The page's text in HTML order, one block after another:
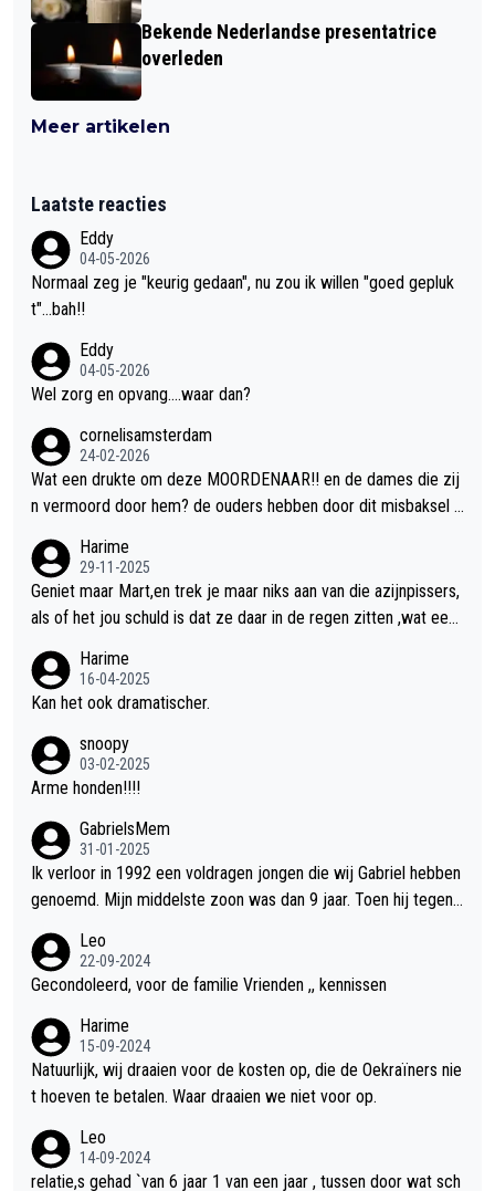
Bekende Nederlandse presentatrice
overleden
Meer artikelen
Laatste reacties
Eddy
04-05-2026
Normaal zeg je "keurig gedaan", nu zou ik willen "goed gepluk
t"...bah!!
Eddy
04-05-2026
Wel zorg en opvang....waar dan?
cornelisamsterdam
24-02-2026
Wat een drukte om deze MOORDENAAR!! en de dames die zij
n vermoord door hem? de ouders hebben door dit misbaksel l
gelost!!
Harime
29-11-2025
Geniet maar Mart,en trek je maar niks aan van die azijnpissers,
als of het jou schuld is dat ze daar in de regen zitten ,wat een
Harime
16-04-2025
Kan het ook dramatischer.
snoopy
03-02-2025
Arme honden!!!!
GabrielsMem
31-01-2025
Ik verloor in 1992 een voldragen jongen die wij Gabriel hebben
genoemd. Mijn middelste zoon was dan 9 jaar. Toen hij tegen
ob verteld in Groningen. Ik gun Anouk en Douwe Bob hun rouw
verdriet en als ervaringsdeskundige heb ik zeker begrip hiervo
ens duidelijk overeenkomend met mijn gezins verlies in 1992
een soort ready-made lied geschreven, geproduceerd en op d
e radio te beluisteren zijn binnen 12 dagen na het verlies van A
nouk en Douwe Bob's zoon. Wij hadden zeker geen commerci
ële energie gehad zo snel na ons verlies zoiets te ondernemen
en alle ouders van overleden kinderen dat ik ken hadden dit oo
Leo
22-09-2024
Gecondoleerd, voor de familie Vrienden ,, kennissen
Harime
15-09-2024
Natuurlijk, wij draaien voor de kosten op, die de Oekraïners nie
t hoeven te betalen. Waar draaien we niet voor op.
Leo
14-09-2024
relatie,s gehad `van 6 jaar 1 van een jaar , tussen door wat sch